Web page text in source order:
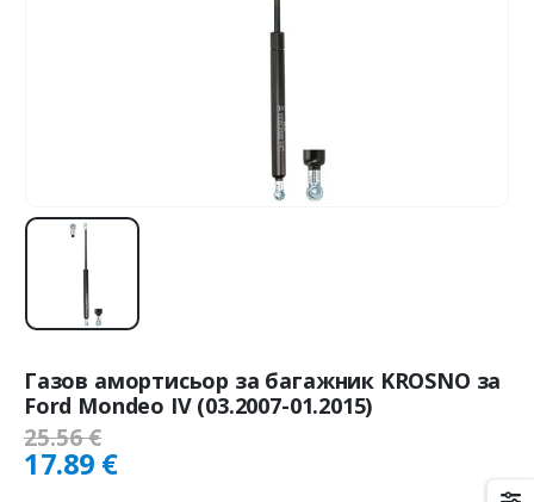
Газов амортисьор за багажник KROSNO за
Ford Mondeo IV (03.2007-01.2015)
25.56€
17.89 €